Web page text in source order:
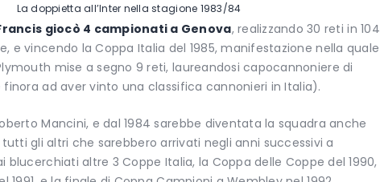
La doppietta all’Inter nella stagione 1983/84
giocò 4 campionati a Genova, realizzando 30 reti in 104
e vincendo la Coppa Italia del 1985, manifestazione nella quale
mise a segno 9 reti, laureandosi capocannoniere di
ad aver vinto una classifica cannonieri in Italia).
Mancini, e dal 1984 sarebbe diventata la squadra anche
tutti gli altri che sarebbero arrivati negli anni successivi a
blucerchiati altre 3 Coppe Italia, la Coppa delle Coppe del 1990,